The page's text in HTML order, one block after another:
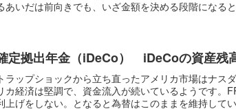
あいだは前向きでも、いざ金額を決める段階になる
定拠出年金（iDeCo） iDeCoの資産残
トラップショックから立ち直ったアメリカ市場はナス
カ経済は堅調で、資金流入が続いているようです。
上げをしない。となると為替はこのままを維持して